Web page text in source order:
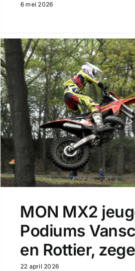
6 mei 2026
MON MX2
Podiums
en Rottier,
22 april 2026